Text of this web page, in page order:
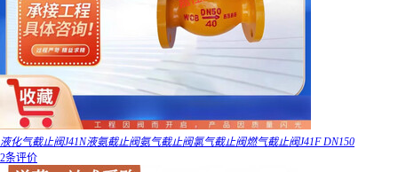
液化气截止阀J41N液氨截止阀氨气截止阀氯气截止阀燃气截止阀J41F DN150
2条评价